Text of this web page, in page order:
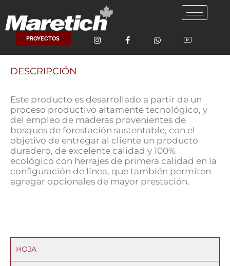
contenido
PROYECTOS
DESCRIPCIÓN
Este producto es desarrollado a partir de un
proceso productivo altamente tecnológico, y
del empleo de maderas provenientes de
bosques de forestación sustentable, con el
objetivo de entregar al cliente un producto
duradero, de excelente calidad y 100%
ecológico con herrajes de primera calidad en la
configuración de línea, que también permiten
agregar opcionales de mayor prestación.
HOJA